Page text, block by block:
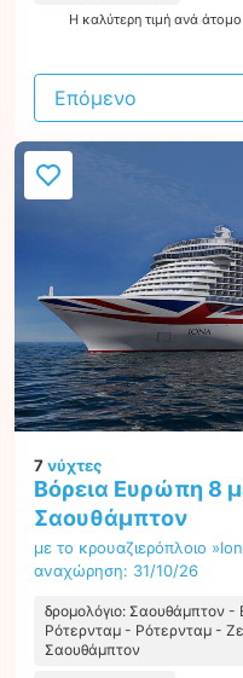
Η καλύτερη τιμή ανά
Επόμενο
7νύχτες
Βόρεια Ευρώπη 8
Σαουθάμπτον
με το κρουαζιερόπλοιο
αναχώρηση: 31/10/26
δρομολόγιο: Σαουθάμπτον
Ρότερνταμ - Ρότερνταμ -
Σαουθάμπτον